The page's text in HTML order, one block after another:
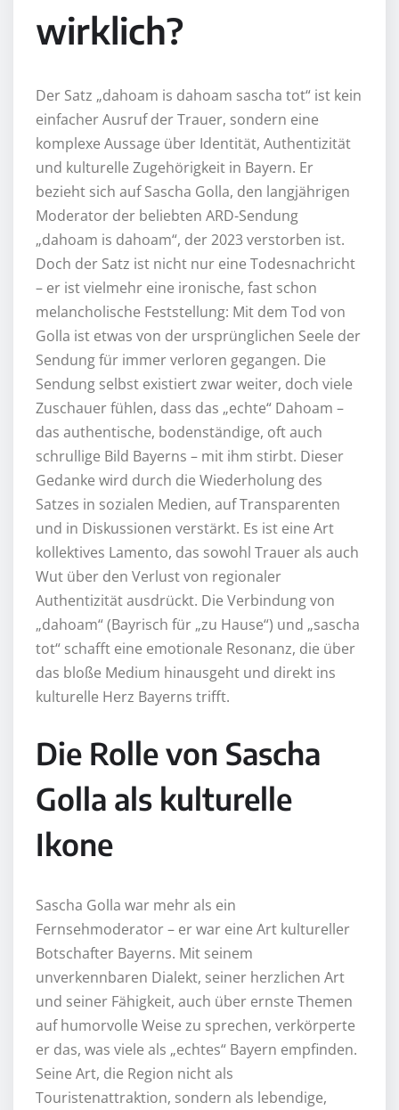
wirklich?
Der Satz „dahoam is dahoam sascha tot“ ist kein
einfacher Ausruf der Trauer, sondern eine
komplexe Aussage über Identität, Authentizität
und kulturelle Zugehörigkeit in Bayern. Er
bezieht sich auf Sascha Golla, den langjährigen
Moderator der beliebten ARD-Sendung
„dahoam is dahoam“, der 2023 verstorben ist.
Doch der Satz ist nicht nur eine Todesnachricht
– er ist vielmehr eine ironische, fast schon
melancholische Feststellung: Mit dem Tod von
Golla ist etwas von der ursprünglichen Seele der
Sendung für immer verloren gegangen. Die
Sendung selbst existiert zwar weiter, doch viele
Zuschauer fühlen, dass das „echte“ Dahoam –
das authentische, bodenständige, oft auch
schrullige Bild Bayerns – mit ihm stirbt. Dieser
Gedanke wird durch die Wiederholung des
Satzes in sozialen Medien, auf Transparenten
und in Diskussionen verstärkt. Es ist eine Art
kollektives Lamento, das sowohl Trauer als auch
Wut über den Verlust von regionaler
Authentizität ausdrückt. Die Verbindung von
„dahoam“ (Bayrisch für „zu Hause“) und „sascha
tot“ schafft eine emotionale Resonanz, die über
das bloße Medium hinausgeht und direkt ins
kulturelle Herz Bayerns trifft.
Die Rolle von Sascha
Golla als kulturelle
Ikone
Sascha Golla war mehr als ein
Fernsehmoderator – er war eine Art kultureller
Botschafter Bayerns. Mit seinem
unverkennbaren Dialekt, seiner herzlichen Art
und seiner Fähigkeit, auch über ernste Themen
auf humorvolle Weise zu sprechen, verkörperte
er das, was viele als „echtes“ Bayern empfinden.
Seine Art, die Region nicht als
Touristenattraktion, sondern als lebendige,